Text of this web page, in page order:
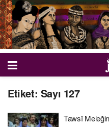
Etiket: Sayı 127
Tawsî